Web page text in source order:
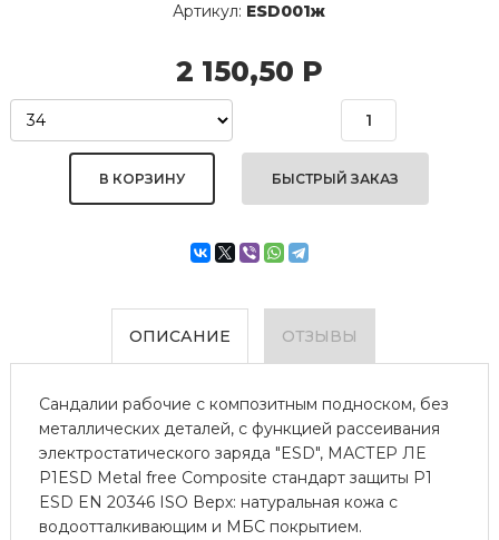
Артикул: ESD001ж
2 150,50 Р
БЫСТРЫЙ ЗАКАЗ
ОПИСАНИЕ ОТЗЫВЫ
Сандалии рабочие с композитным подноском, без
металлических деталей, с функцией рассеивания
электростатического заряда "ESD", МАСТЕР ЛE
P1ESD Metal free Composite стандарт защиты P1
ESD EN 20346 ISO Верх: натуральная кожа с
водоотталкивающим и МБС покрытием.